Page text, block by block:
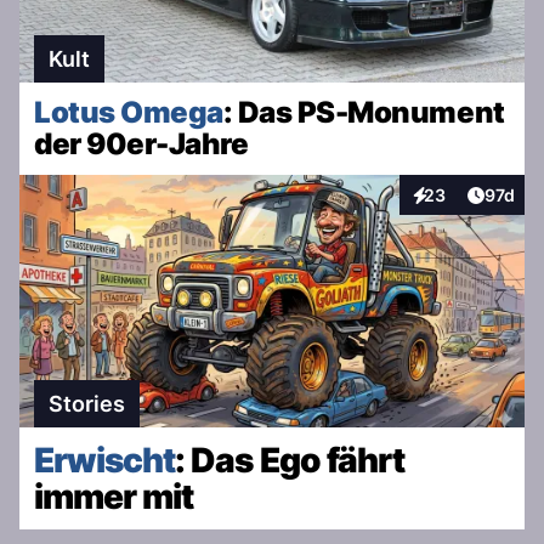
Kult
Lotus Omega: Das PS-Monument
der 90er-Jahre
23
Interaktionen
Artikel
97d
Stories
Erwischt: Das Ego fährt
immer mit